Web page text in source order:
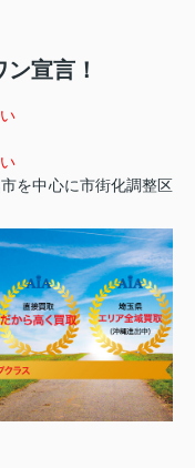
宣言！
を中心に市街化調整区